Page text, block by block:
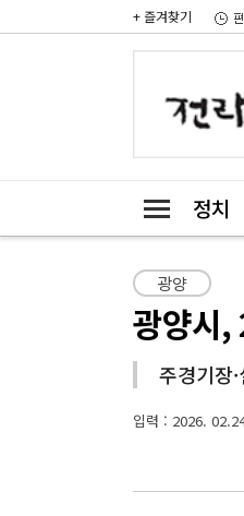
+ 즐겨찾기
정치
광양
광양시,
주경기장
입력 : 2026.